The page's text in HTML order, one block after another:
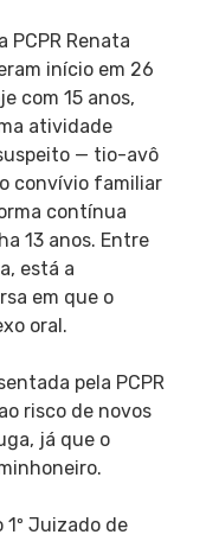
PCPR Renata
início em 26
com 15 anos,
atividade
— tio-avô
convívio familiar
contínua
13 anos. Entre
está a
em que o
oral.
pela PCPR
risco de novos
já que o
Juizado de